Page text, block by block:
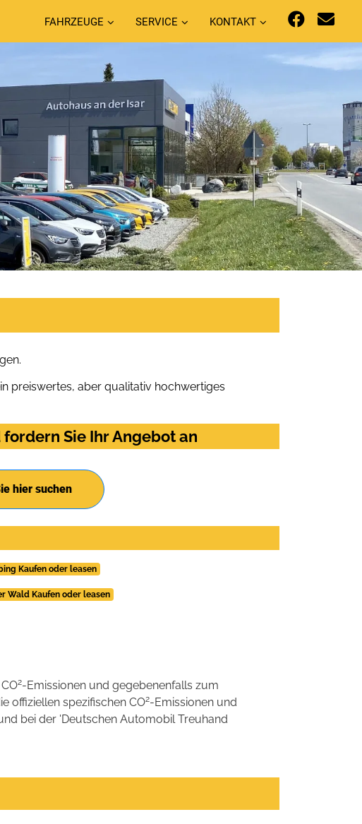
FAHRZEUGE SERVICE KONTAKT
preiswertes, aber qualitativ hochwertiges
Sie Ihr Angebot an
hier suchen
Kaufen oder leasen
Wald Kaufen oder leasen
2-Emissionen und gegebenenfalls zum
offiziellen spezifischen CO2-Emissionen und
bei der 'Deutschen Automobil Treuhand